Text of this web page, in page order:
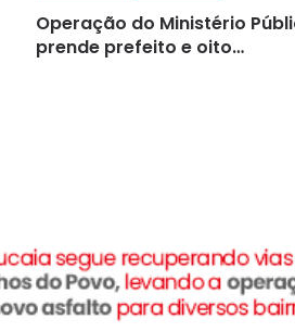
Operação do Ministério
prende prefeito e oito